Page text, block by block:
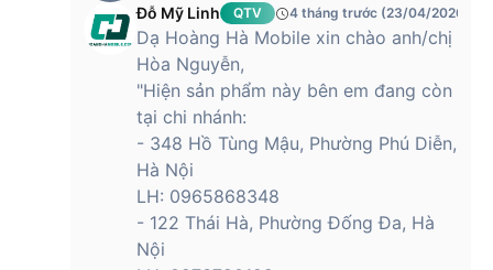
Đỗ Mỹ Linh QTV 4 tháng trước (23/04/2026)
Dạ Hoàng Hà Mobile xin chào anh/chị
Hòa Nguyễn,
"Hiện sản phẩm này bên em đang còn
tại chi nhánh:
- 348 Hồ Tùng Mậu, Phường Phú Diễn,
Hà Nội
LH: 0965868348
- 122 Thái Hà, Phường Đống Đa, Hà
Nội